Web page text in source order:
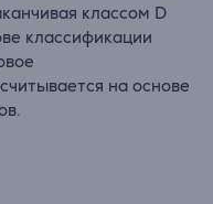
классом D
классификации
на основе